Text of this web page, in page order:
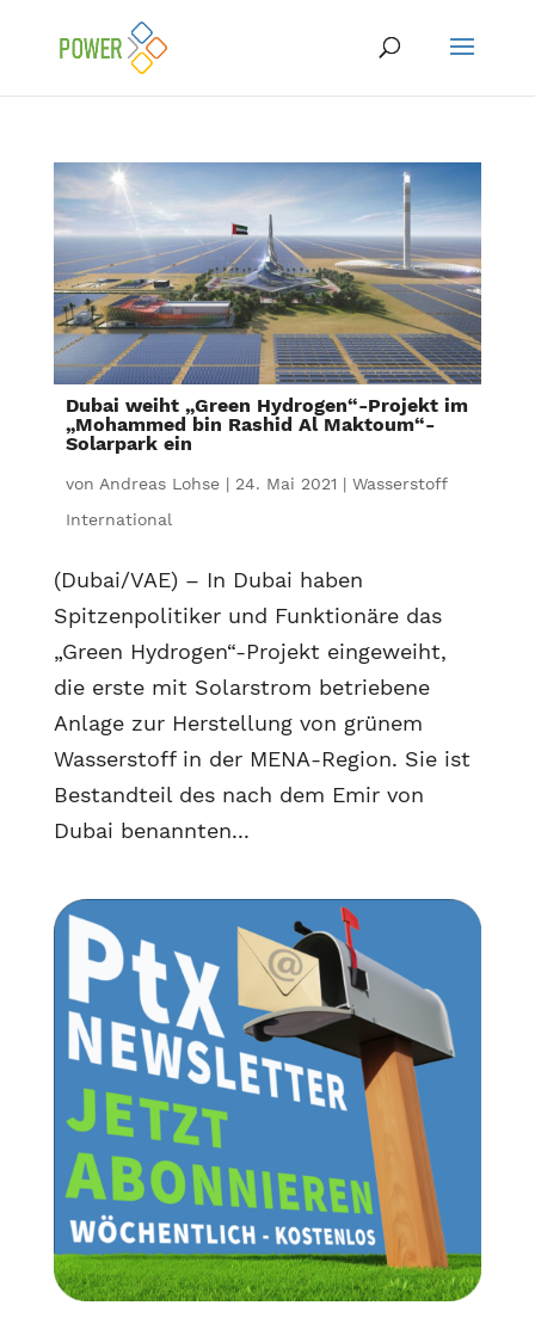
Dubai weiht „Green Hydrogen“-Projekt im
„Mohammed bin Rashid Al Maktoum“-
Solarpark ein
von Andreas Lohse| 24. Mai 2021 | Wasserstoff
International
(Dubai/VAE) – In Dubai haben
Spitzenpolitiker und Funktionäre das
„Green Hydrogen“-Projekt eingeweiht,
die erste mit Solarstrom betriebene
Anlage zur Herstellung von grünem
Wasserstoff in der MENA-Region. Sie ist
Bestandteil des nach dem Emir von
Dubai benannten...